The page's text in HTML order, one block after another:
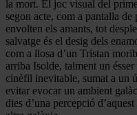
la mort. El joc visual del
segon acte, com a pantalla
envolten els amants, tot
salvatge és el desig dels
com a llosa d’un Tristan
arriba Isolde, talment un
cinèfil inevitable, sumat a un
evitar evocar un ambient
dies d’una percepció